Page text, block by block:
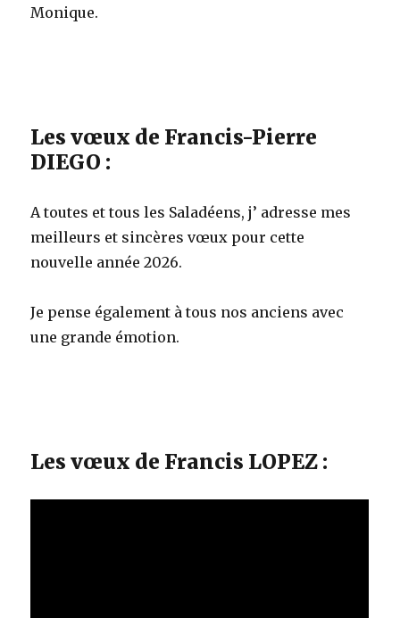
Monique.
Les vœux de Francis-Pierre
DIEGO :
A toutes et tous les Saladéens, j’ adresse mes
meilleurs et sincères vœux pour cette
nouvelle année 2026.
Je pense également à tous nos anciens avec
une grande émotion.
Les vœux de Francis LOPEZ :